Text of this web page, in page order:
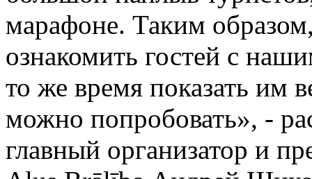
марафоне. Таким
ознакомить гостей с
то же время показать им
можно попробовать», -
главный организатор и